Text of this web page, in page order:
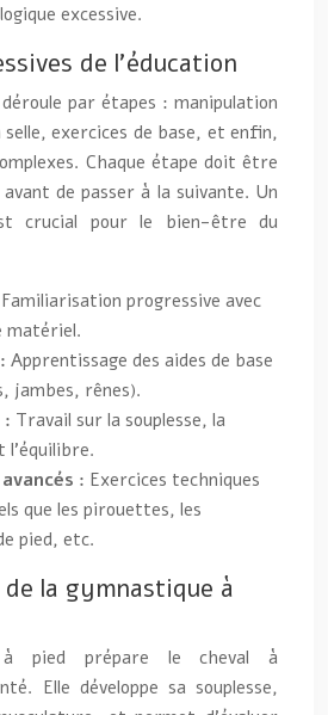
excessive.
de l’éducation
déroule par étapes : manipulation
selle, exercices de base, et enfin,
Chaque étape doit être
de passer à la suivante. Un
crucial pour le bien-être du
Familiarisation progressive avec
matériel.
Apprentissage des aides de base
jambes, rênes).
: Travail sur la souplesse, la
: Exercices techniques
que les pirouettes, les
pied, etc.
la gymnastique à
à pied prépare le cheval à
Elle développe sa souplesse,